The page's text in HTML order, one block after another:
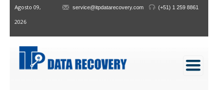
Agosto 09,
2026
service@itpdatarecovery.com (+51) 1 259 8861